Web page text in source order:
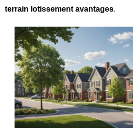
terrain lotissement avantages.